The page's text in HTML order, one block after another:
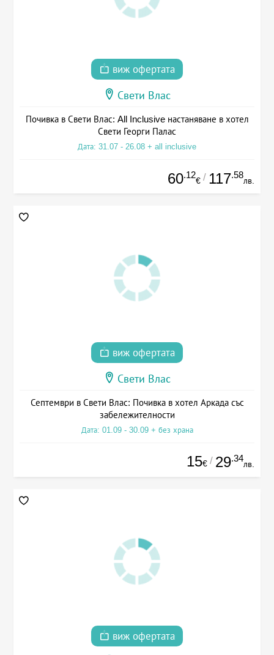
виж офертата
Свети Влас
Почивка в Свети Влас: All Inclusive настаняване в хотел
Свети Георги Палас
Дата: 31.07 - 26.08 + all inclusive
60.12
€ / 117.58
лв.
виж офертата
Свети Влас
Септември в Свети Влас: Почивка в хотел Аркада със
забележителности
Дата: 01.09 - 30.09 + без храна
15€ / 29.34
лв.
виж офертата